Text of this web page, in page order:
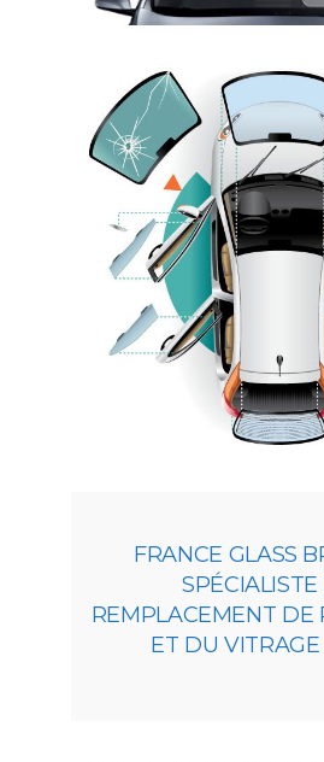
FRANCE GLASS
SPÉCIALISTE
REMPLACEMENT DE
ET DU